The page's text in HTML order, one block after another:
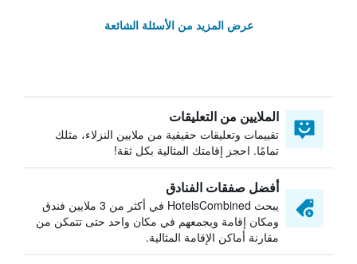
عرض المزيد من الأسئلة الشائعة
الملايين من التعليقات
تقييمات وتعليقات حقيقية من ملايين النزلاء، مثلك
تمامًا. احجز إقامتك المثالية بكل ثقة!
أفضل صفقات الفنادق
يبحث HotelsCombined في أكثر من 3 ملايين فندق
ومكان إقامة ويجمعهم في مكان واحد حتى تتمكن من
مقارنة أماكن الإقامة المثالية.